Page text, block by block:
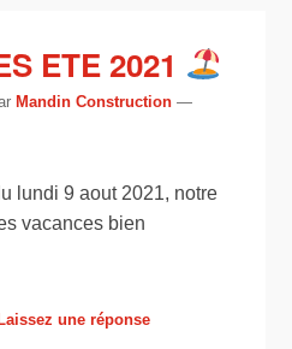
ETE 2021
Mandin Construction —
lundi 9 aout 2021, notre
vacances bien
Laissez une réponse